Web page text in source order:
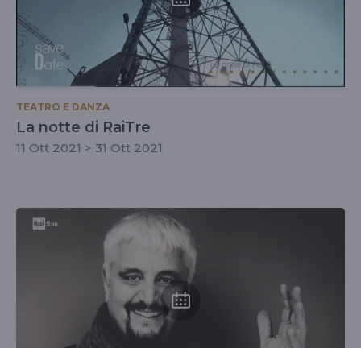
TEATRO E DANZA
La notte di RaiTre
11 Ott 2021 > 31 Ott 2021